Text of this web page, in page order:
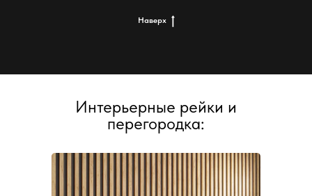
Наверх
Интерьерные рейки и
перегородка: